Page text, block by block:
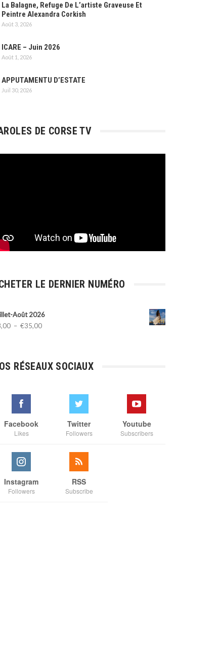
La Balagne, Refuge De L’artiste Graveuse Et
Peintre Alexandra Corkish
Août 3, 2026
ICARE – Juin 2026
Août 1, 2026
APPUTAMENTU D’ESTATE
Juil 30, 2026
DE CORSE TV
LE DERNIER NUMÉRO
Août 2026
– €35,00Plage
à
RÉSEAUX SOCIAUX
Facebook
Likes
Twitter
Followers
Youtube
Subscribers
Instagram
Followers
RSS
Subscribe